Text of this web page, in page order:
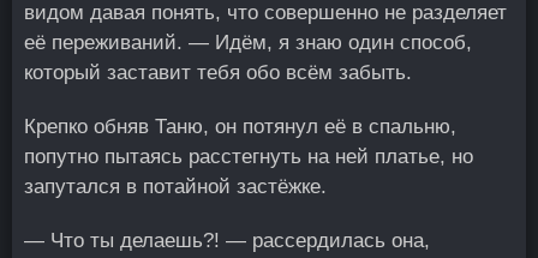
видом давая понять, что совершенно не разделяет
её переживаний. — Идём, я знаю один способ,
который заставит тебя обо всём забыть.
Крепко обняв Таню, он потянул её в спальню,
попутно пытаясь расстегнуть на ней платье, но
запутался в потайной застёжке.
— Что ты делаешь?! — рассердилась она,